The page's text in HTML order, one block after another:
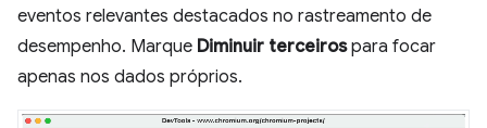
eventos relevantes destacados no rastreamento de
desempenho. Marque Diminuir terceirospara focar
apenas nos dados próprios.